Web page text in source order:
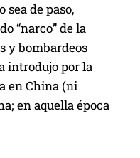
de paso,
“narco” de la
y bombardeos
introdujo por la
en China (ni
en aquella época